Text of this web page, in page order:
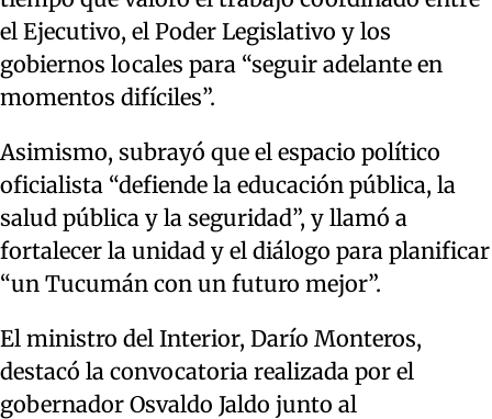
el Ejecutivo, el Poder Legislativo y los
gobiernos locales para “seguir adelante en
momentos difíciles”.
Asimismo, subrayó que el espacio político
oficialista “defiende la educación pública, la
salud pública y la seguridad”, y llamó a
fortalecer la unidad y el diálogo para planificar
“un Tucumán con un futuro mejor”.
El ministro del Interior, Darío Monteros,
destacó la convocatoria realizada por el
gobernador Osvaldo Jaldo junto al